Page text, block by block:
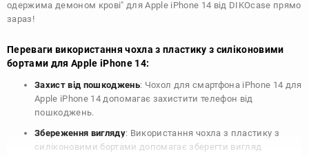
одержима демоном крові" для Apple iPhone 14 від DIKOcase прямо
зараз!
Переваги використання чохла з пластику з силіконовими
бортами для Apple iPhone 14:
Захист від пошкоджень: Чохол для смартфона iPhone 14 для
Apple iPhone 14 допомагає захистити телефон від
пошкоджень.
Збереження вигляду: Використання чохла з пластику з
силіконовими бортами допомагає зберегти вигляд